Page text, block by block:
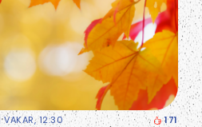
| VAKAR, 12:30 171